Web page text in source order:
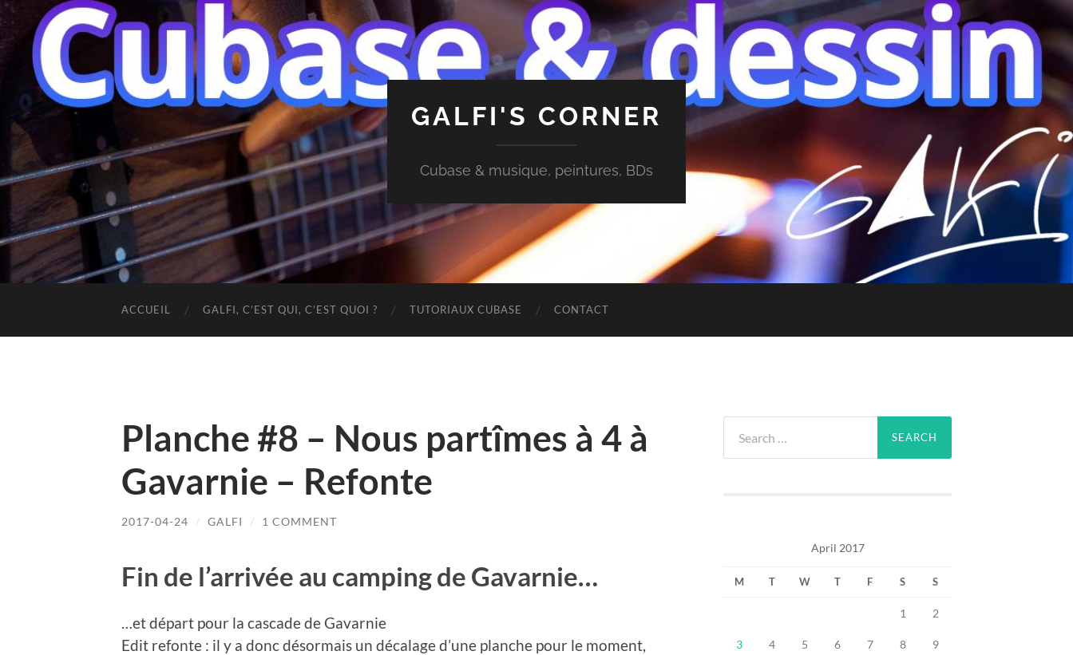
GALFI'S CORNER
Cubase & musique, peintures, BDs
ACCUEIL GALFI, C’EST QUI, C’EST QUOI ? TUTORIAUX CUBASE CONTACT
Planche #8 – Nous partîmes à 4 à
Gavarnie – Refonte
2017-04-24 / GALFI / 1 COMMENT
Fin de l’arrivée au camping de Gavarnie…
…et départ pour la cascade de Gavarnie
Edit refonte : il y a donc désormais un décalage d’une planche pour le moment,
for:
April 2017
M T W T F S S
1 2
3 4 5 6 7 8 9